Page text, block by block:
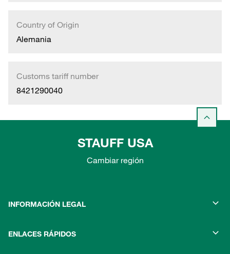
Country of Origin
Alemania
Customs tariff number
8421290040
STAUFF USA
Cambiar región
INFORMACIÓN LEGAL
ENLACES RÁPIDOS